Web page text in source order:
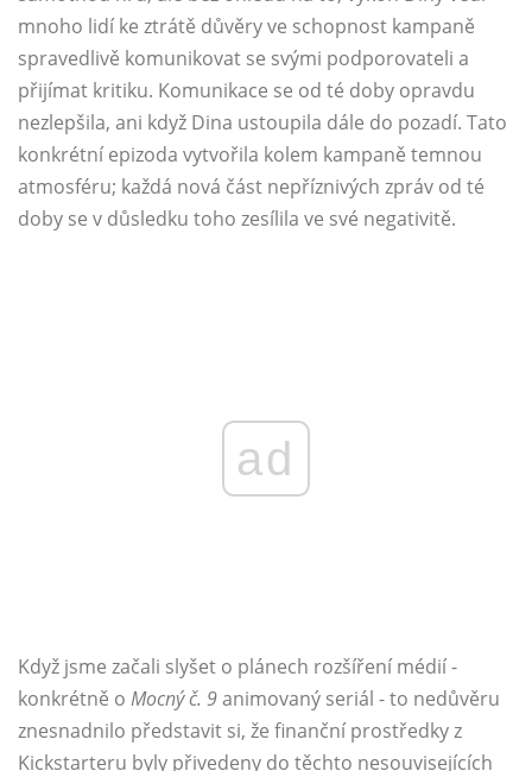
mnoho lidí ke ztrátě důvěry ve schopnost kampaně
spravedlivě komunikovat se svými podporovateli a
přijímat kritiku. Komunikace se od té doby opravdu
nezlepšila, ani když Dina ustoupila dále do pozadí. Tato
konkrétní epizoda vytvořila kolem kampaně temnou
atmosféru; každá nová část nepříznivých zpráv od té
doby se v důsledku toho zesílila ve své negativitě.
ad
Když jsme začali slyšet o plánech rozšíření médií -
konkrétně o Mocný č. 9animovaný seriál - to nedůvěru
znesnadnilo představit si, že finanční prostředky z
Kickstarteru byly přivedeny do těchto nesouvisejících